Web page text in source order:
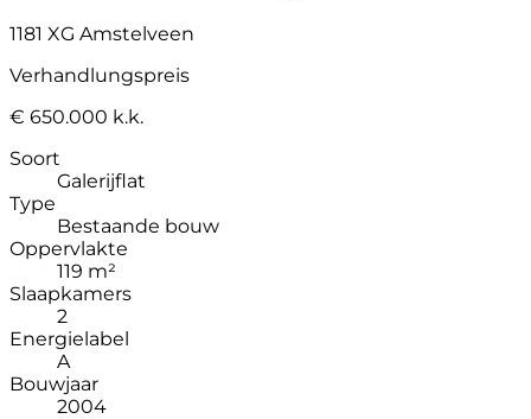
1181 XG Amstelveen
Verhandlungspreis
€ 650.000 k.k.
Soort
Galerijflat
Type
Bestaande bouw
Oppervlakte
119 m²
Slaapkamers
2
Energielabel
A
Bouwjaar
2004